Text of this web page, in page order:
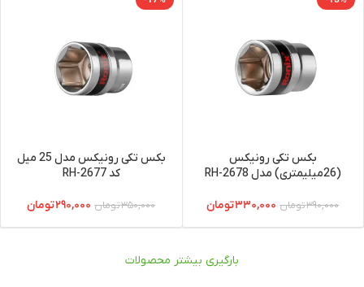
بکس تکی رونیکس
(26میلیمتری) مدل RH-2678
۳۹۰,۰۰۰تومان ۳۳۰,۰۰۰تومان
بکس تکی رونیکس مدل 25 میل
کد RH-2677
۳۵۰,۰۰۰تومان ۲۹۰,۰۰۰تومان
بارگیری بیشتر محصولات